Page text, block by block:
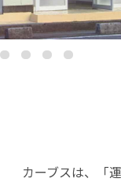
カーブスは、「